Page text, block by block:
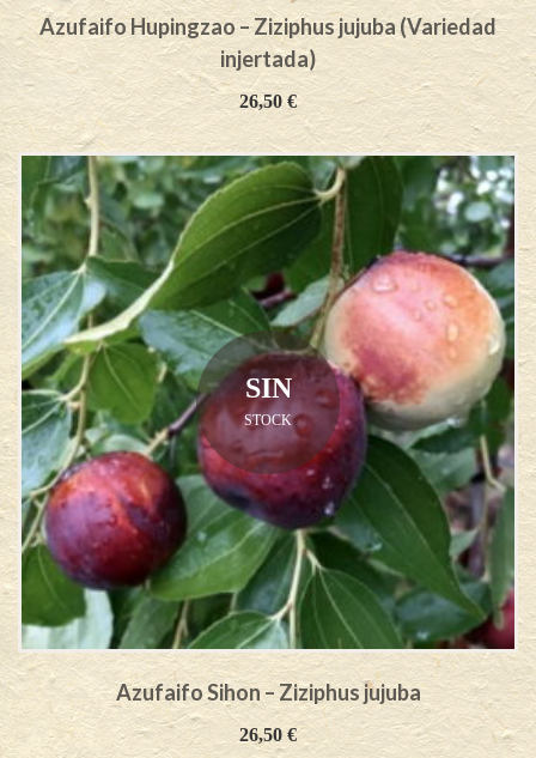
Azufaifo Hupingzao – Ziziphus jujuba (Variedad
injertada)
26,50€
SIN
STOCK
Azufaifo Sihon – Ziziphus jujuba
26,50 €